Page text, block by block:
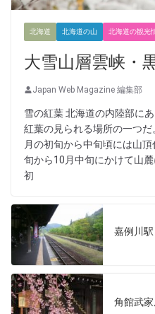
北海道 北海道の山 北海道の観光
大雪山層雲峡・
Japan Web Magazine 編集部
雪の紅葉 北海道の内陸部に
紅葉の見られる場所の一つ
月の初旬から中旬頃には山
旬から10月中旬にかけて山
初
嘉例川駅
角館武